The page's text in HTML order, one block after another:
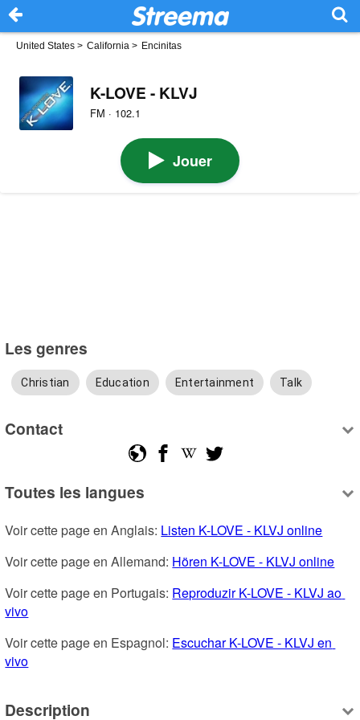
United States > California > Encinitas
K-LOVE - KLVJ
FM · 102.1
Jouer
Les genres
Christian Education Entertainment Talk
Contact
Toutes les langues
Voir cette page en Anglais: Listen K-LOVE - KLVJ online
Voir cette page en Allemand: Hören K-LOVE - KLVJ online
Voir cette page en Portugais: Reproduzir K-LOVE - KLVJ ao
vivo
Voir cette page en Espagnol: Escuchar K-LOVE - KLVJ en
vivo
Description